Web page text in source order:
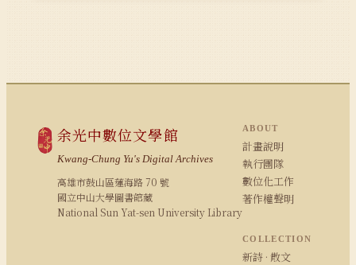
余光中數位文學館
Kwang-Chung Yu's Digital Archives
高雄市鼓山區蓮海路 70 號
國立中山大學圖書館藏
National Sun Yat-sen University Library
ABOUT
計畫說明
執行團隊
數位化工作
著作權聲明
COLLECTION
新詩 · 散文